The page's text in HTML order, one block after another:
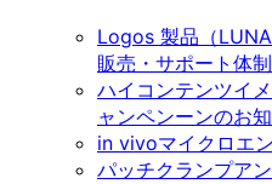
Logos 製品（
販売・サポート体
ハイコンテンツイ
ャンペンーンのお
in vivoマイクロエ
パッチクランプア